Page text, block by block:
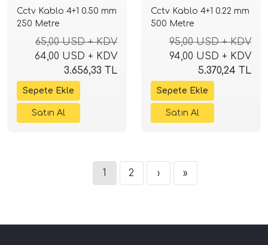
Cctv Kablo 4+1 0.50 mm
250 Metre
65,00 USD + KDV
64,00 USD + KDV
3.656,33 TL
Cctv Kablo 4+1 0.22 mm
500 Metre
95,00 USD + KDV
94,00 USD + KDV
5.370,24 TL
1 2 › »